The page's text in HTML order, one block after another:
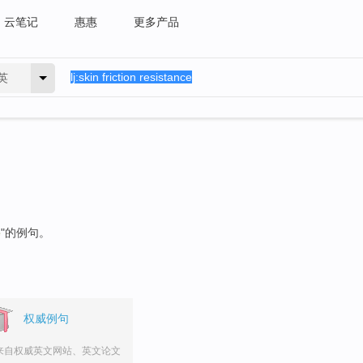
云笔记 惠惠 更多产品
"的例句。
权威例句
自权威英文网站、英文论文